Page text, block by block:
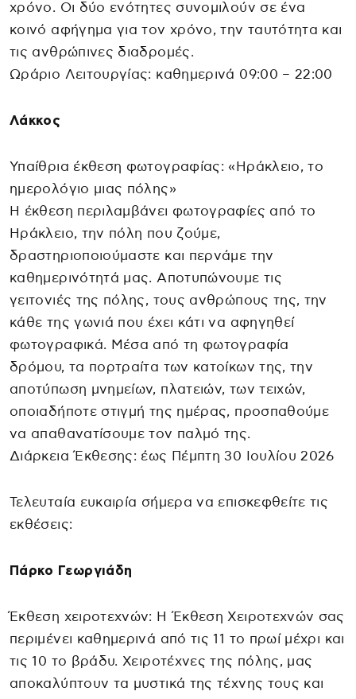
χρόνο. Οι δύο ενότητες συνομιλούν σε ένα
κοινό αφήγημα για τον χρόνο, την ταυτότητα και
τις ανθρώπινες διαδρομές.
Ωράριο Λειτουργίας: καθημερινά 09:00 – 22:00
Λάκκος
Υπαίθρια έκθεση φωτογραφίας: «Ηράκλειο, το
ημερολόγιο μιας πόλης»
Η έκθεση περιλαμβάνει φωτογραφίες από το
Ηράκλειο, την πόλη που ζούμε,
δραστηριοποιούμαστε και περνάμε την
καθημερινότητά μας. Αποτυπώνουμε τις
γειτονιές της πόλης, τους ανθρώπους της, την
κάθε της γωνιά που έχει κάτι να αφηγηθεί
φωτογραφικά. Μέσα από τη φωτογραφία
δρόμου, τα πορτραίτα των κατοίκων της, την
αποτύπωση μνημείων, πλατειών, των τειχών,
οποιαδήποτε στιγμή της ημέρας, προσπαθούμε
να απαθανατίσουμε τον παλμό της.
Διάρκεια Έκθεσης: έως Πέμπτη 30 Ιουλίου 2026
Τελευταία ευκαιρία σήμερα να επισκεφθείτε τις
εκθέσεις:
Πάρκο Γεωργιάδη
Έκθεση χειροτεχνών: Η Έκθεση Χειροτεχνών σας
περιμένει καθημερινά από τις 11 το πρωί μέχρι και
τις 10 το βράδυ. Χειροτέχνες της πόλης, μας
αποκαλύπτουν τα μυστικά της τέχνης τους και